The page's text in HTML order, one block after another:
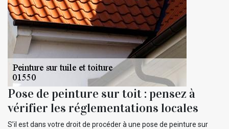
Pose de peinture sur toit : pensez à
vérifier les réglementations locales
S’il est dans votre droit de procéder à une pose de peinture sur